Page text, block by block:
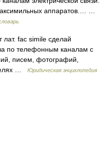
аппаратов.… …
лат. fac simile сделай
по телефонным каналам с
писем, фотографий,
…
Юридическая энциклопедия